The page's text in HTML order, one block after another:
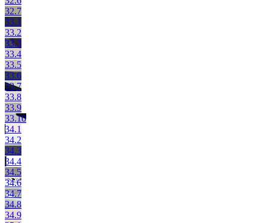
32.7
33.1
33.2
33.3
33.4
33.5
33.6
33.7
33.8
33.9
33.10
34.1
34.2
34.3
34.4
34.5
34.6
34.7
34.8
34.9